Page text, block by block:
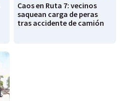
Caos en Ruta 7: vecinos
saquean carga de peras
tras accidente de camión